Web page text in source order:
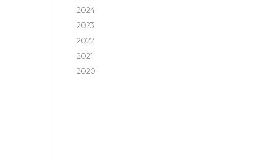
2024
2023
2022
2021
2020